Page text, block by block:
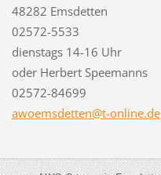
48282 Emsdetten
02572-5533
dienstags 14-16 Uhr
oder Herbert Speemanns
02572-84699
awoemsdetten@t-online.de